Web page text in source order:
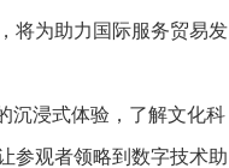
将为助力国际服务贸易发
沉浸式体验，了解文化科
参观者领略到数字技术助